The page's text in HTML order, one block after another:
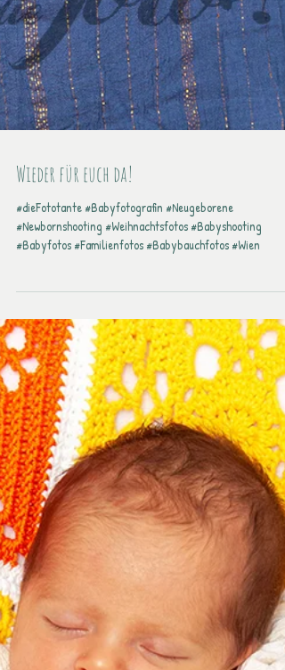
Wieder für euch da!
#dieFototante #Babyfotografin #Neugeborene
#Newbornshooting #Weihnachtsfotos #Babyshooting